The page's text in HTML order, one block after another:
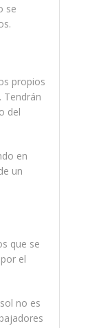
se
propios
Tendrán
del
en
un
que se
el
no es